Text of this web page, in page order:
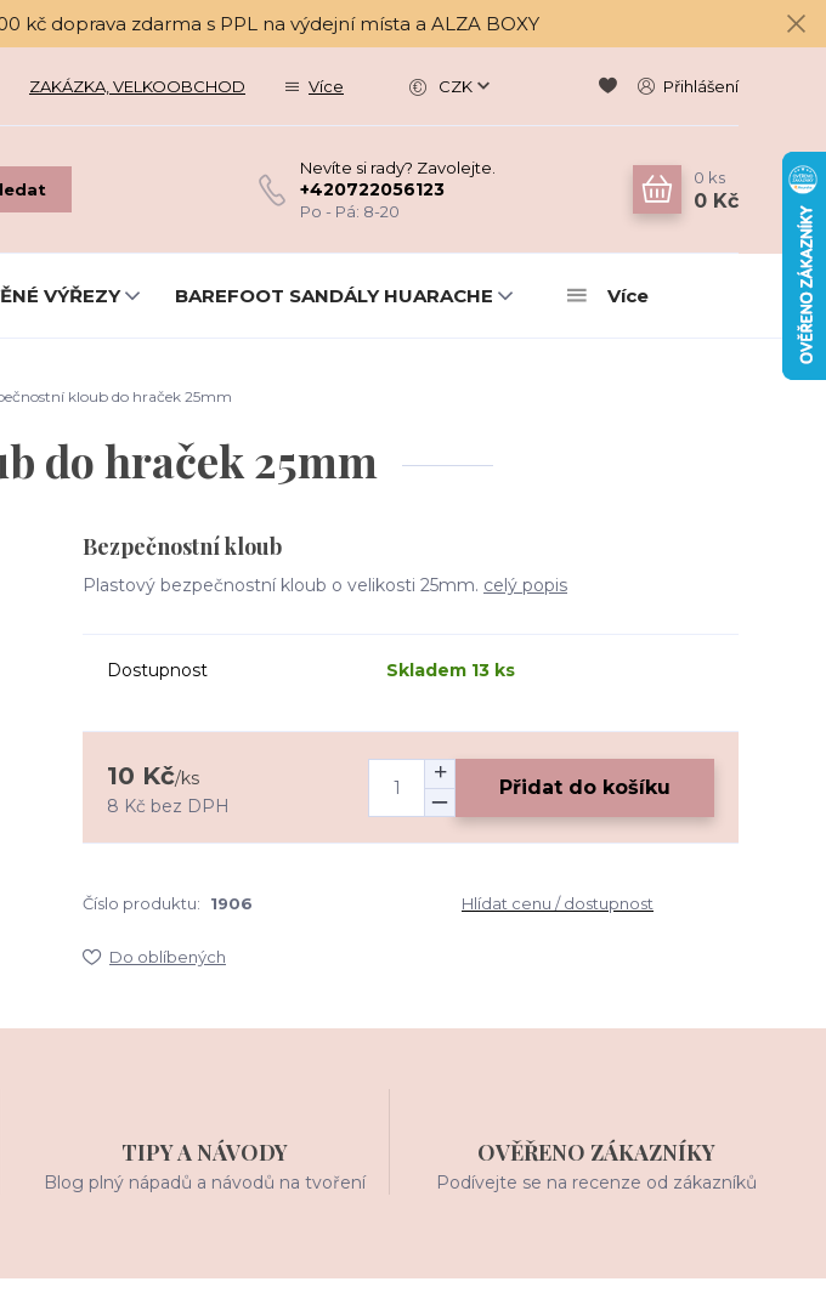
kč doprava zdarma s PPL na výdejní místa a ALZA BOXY
ZAKÁZKA, VELKOOBCHOD Více CZK Přihlášení
Nevíte si rady? Zavolejte.
+420722056123
Po - Pá: 8-20
0 ks
0 Kč
VÝŘEZY BAREFOOT SANDÁLY HUARACHE Více
kloub do hraček 25mm
do hraček 25mm
Bezpečnostní kloub
Plastový bezpečnostní kloub o velikosti 25mm. celý popis
Dostupnost Skladem 13 ks
10 Kč/ks
8 Kč bez DPH
Přidat do košíku
Číslo produktu: 1906 Hlídat cenu / dostupnost
Do oblíbených
TIPY A NÁVODY
Blog plný nápadů a návodů na tvoření
OVĚŘENO ZÁKAZNÍKY
Podívejte se na recenze od zákazníků